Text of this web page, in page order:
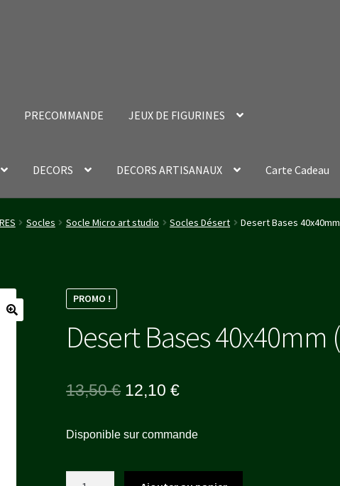
PRECOMMANDE JEUX DE FIGURINES
DECORS DECORS ARTISANAUX Carte Cadeau
Success PageValidation de la commande
Socles Socle Micro art studio Socles Désert Desert Bases
PROMO !
Desert Bases 40x40mm
13,50€ Le
initial
était :
12,10€Le
actuel
est :
Disponible sur commande